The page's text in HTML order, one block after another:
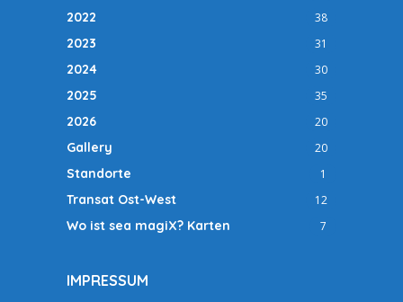
2022 38
2023 31
2024 30
2025 35
2026 20
Gallery 20
Standorte 1
Transat Ost-West 12
Wo ist sea magiX? Karten 7
IMPRESSUM